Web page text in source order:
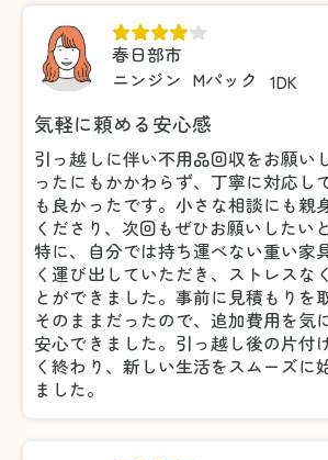
春日部市
ニンジン Mパック 1DK
気軽に頼める安心感
引っ越しに伴い不用品回収をお願い
ったにもかかわらず、丁寧に対応し
も良かったです。小さな相談にも親
くださり、次回もぜひお願いしたい
特に、自分では持ち運べない重い家
く運び出していただき、ストレスな
とができました。事前に見積もりを
そのままだったので、追加費用を気
安心できました。引っ越し後の片付
く終わり、新しい生活をスムーズに
ました。